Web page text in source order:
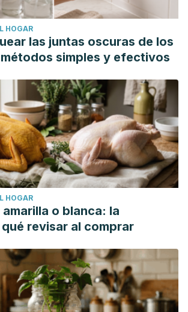
HOGAR
las juntas oscuras de los
simples y efectivos
HOGAR
o blanca: la
revisar al comprar